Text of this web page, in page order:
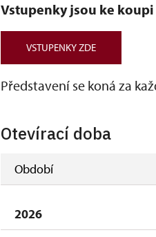
Vstupenky jsou ke
VSTUPENKY ZDE
Představení se koná za
Otevírací doba
Období
2026